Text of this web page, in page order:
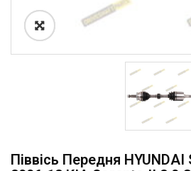
Піввісь Передня HYUNDAI